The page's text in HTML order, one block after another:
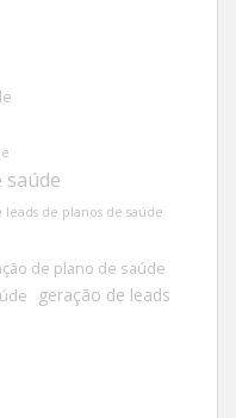
saúde
leads de planos de saúde
de plano de saúde
geração de leads